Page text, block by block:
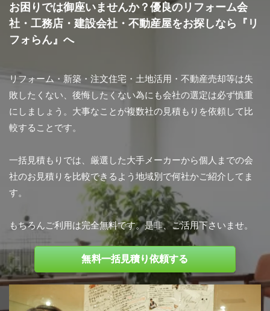
お困りでは御座いませんか？優良のリフォーム会
社・工務店・建設会社・不動産屋をお探しなら『リ
フォらん』へ
リフォーム・新築・注文住宅・土地活用・不動産売却等は失
敗したくない、後悔したくない為にも会社の選定は必ず慎重
にしましょう。大事なことが複数社の見積もりを依頼して比
較することです。
一括見積もりでは、厳選した大手メーカーから個人までの会
社のお見積りを比較できるよう地域別で何社かご紹介してま
す。
もちろんご利用は完全無料です。是非、ご活用下さいませ。
無料一括見積り依頼する